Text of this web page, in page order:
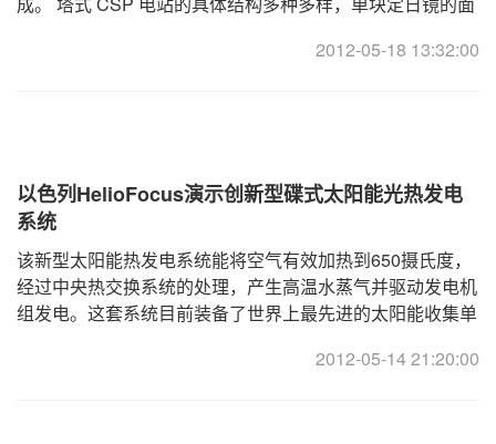
2012-05-18 13:32:00
以色列HelioFocus演示创新型碟式太阳能光热发电
系统
该新型太阳能热发电系统能将空气有效加热到650摄氏度，
经过中央热交换系统的处理，产生高温水蒸气并驱动发电机
组发电。这套系统目前装备了世界上最先进的太阳能收集单
2012-05-14 21:20:00